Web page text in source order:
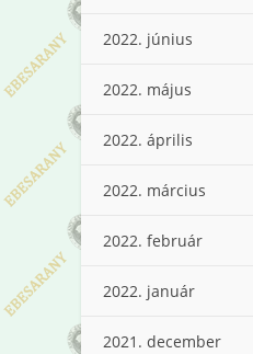
2022. június
2022. május
2022. április
2022. március
2022. február
2022. január
2021. december